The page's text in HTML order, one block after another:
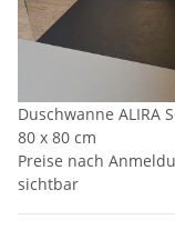
Duschwanne ALIRA
80 x 80 cm
Preise nach
sichtbar